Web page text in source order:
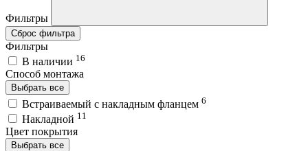
Фильтры
Сброс фильтра
Фильтры
В наличии 16
Способ монтажа
Выбрать все
Встраиваемый с накладным фланцем 6
Накладной 11
Цвет покрытия
Выбрать все